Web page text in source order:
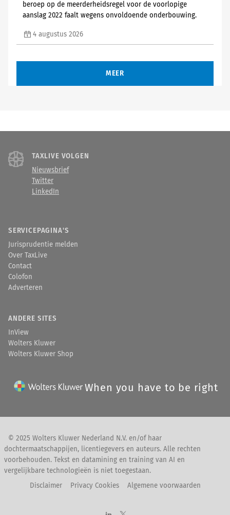
beroep op de meerderheidsregel voor de voorlopige
aanslag 2022 faalt wegens onvoldoende onderbouwing.
4 augustus 2026
MEER
TAXLIVE VOLGEN
Nieuwsbrief
Twitter
LinkedIn
SERVICEPAGINA'S
Jurisprudentie melden
Over TaxLive
Contact
Colofon
Adverteren
ANDERE SITES
InView
Wolters Kluwer
Wolters Kluwer Shop
When you have to be right
© 2025 Wolters Kluwer Nederland N.V. en/of haar
dochtermaatschappijen, licentiegevers en auteurs. Alle rechten
voorbehouden. Tekst en datamining en training van AI en
vergelijkbare technologieën is niet toegestaan.
Disclaimer
Privacy Cookies Algemene voorwaarden